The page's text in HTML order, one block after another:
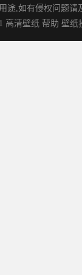
途,如有侵权问题
高清壁纸 帮助 壁纸